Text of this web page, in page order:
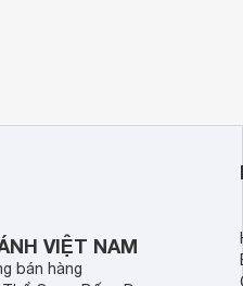
VIỆT NAM
bán hàng